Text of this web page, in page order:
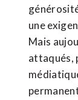
une
Mais
attaqués,